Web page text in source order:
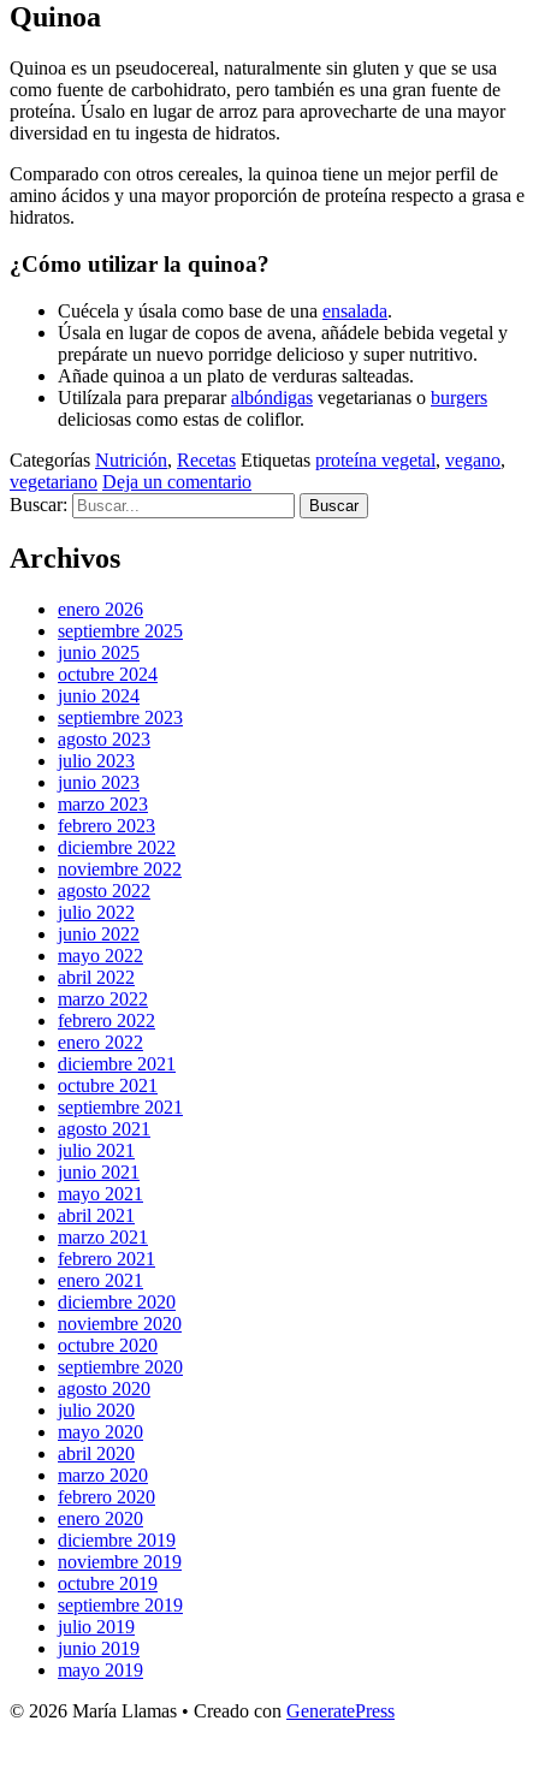
Quinoa
Quinoa es un pseudocereal, naturalmente sin gluten y que se usa
como fuente de carbohidrato, pero también es una gran fuente de
proteína. Úsalo en lugar de arroz para aprovecharte de una mayor
diversidad en tu ingesta de hidratos.
Comparado con otros cereales, la quinoa tiene un mejor perfil de
amino ácidos y una mayor proporción de proteína respecto a grasa e
hidratos.
¿Cómo utilizar la quinoa?
Cuécela y úsala como base de una ensalada.
Úsala en lugar de copos de avena, añádele bebida vegetal y
prepárate un nuevo porridge delicioso y super nutritivo.
Añade quinoa a un plato de verduras salteadas.
Utilízala para prepararalbóndigas vegetarianas o burgers
deliciosas como estas de coliflor.
Categorías Nutrición, Recetas Etiquetas proteína vegetal, vegano,
vegetariano Deja un comentario
Buscar:
Archivos
enero 2026
septiembre 2025
junio 2025
octubre 2024
junio 2024
septiembre 2023
agosto 2023
julio 2023
junio 2023
marzo 2023
febrero 2023
diciembre 2022
noviembre 2022
agosto 2022
julio 2022
junio 2022
mayo 2022
abril 2022
marzo 2022
febrero 2022
enero 2022
diciembre 2021
octubre 2021
septiembre 2021
agosto 2021
julio 2021
junio 2021
mayo 2021
abril 2021
marzo 2021
febrero 2021
enero 2021
diciembre 2020
noviembre 2020
octubre 2020
septiembre 2020
agosto 2020
julio 2020
mayo 2020
abril 2020
marzo 2020
febrero 2020
enero 2020
diciembre 2019
noviembre 2019
octubre 2019
septiembre 2019
julio 2019
junio 2019
mayo 2019
© 2026 María Llamas • Creado con GeneratePress